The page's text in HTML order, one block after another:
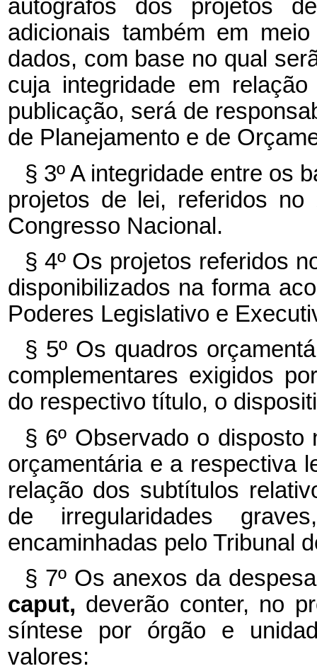
autógrafos dos projetos
adicionais também em
dados, com base no qual
cuja integridade em
publicação, será de
de Planejamento e de
§ 3º A integridade entre os
projetos de lei, referidos
Congresso Nacional.
§ 4º Os projetos referidos
disponibilizados na forma
Poderes Legislativo e
§ 5º Os quadros
complementares exigidos
do respectivo título, o
§ 6º Observado o
orçamentária e a respectiva
relação dos subtítulos
de irregularidades
encaminhadas pelo Tribunal
§ 7º Os anexos da
caput, deverão conter, no
síntese por órgão e
valores: